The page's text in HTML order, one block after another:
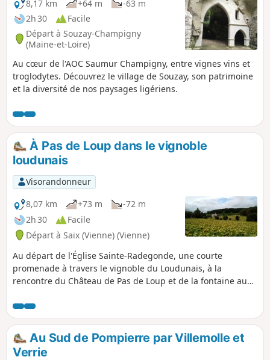
8,17 km +64 m
-63 m
2h 30
Facile
Départ à Souzay-Champigny
(Maine-et-Loire)
Au cœur de l'AOC Saumur Champigny, entre vignes vins et
troglodytes. Découvrez le village de Souzay, son patrimoine
et la diversité de nos paysages ligériens.
À Pas de Loup dans le vignoble
loudunais
Visorandonneur
8,07 km
+73 m
-72 m
2h 30
Facile
Départ à Saix (Vienne) (Vienne)
Au départ de l'Église Sainte-Radegonde, une courte
promenade à travers le vignoble du Loudunais, à la
rencontre du Château de Pas de Loup et de la fontaine au
Itinéraire conçu et balisé par la Communauté de
Communes du Loudunais, labellisé par le comité
départemental FFRP de la Vienne.
Au Sud de Pompierre par Villemolle et
Verrie